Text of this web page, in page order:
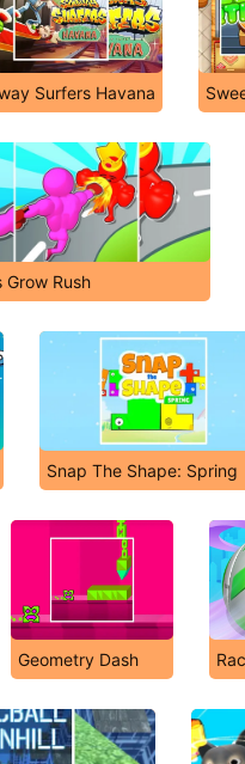
Surfers Havana
Grow Rush
Snap The Shape: Spring
Geometry Dash